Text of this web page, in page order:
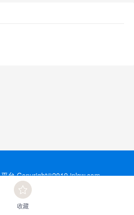
收藏
台,Copyright©2019,inlsw.com
州智图软件开发有限公司